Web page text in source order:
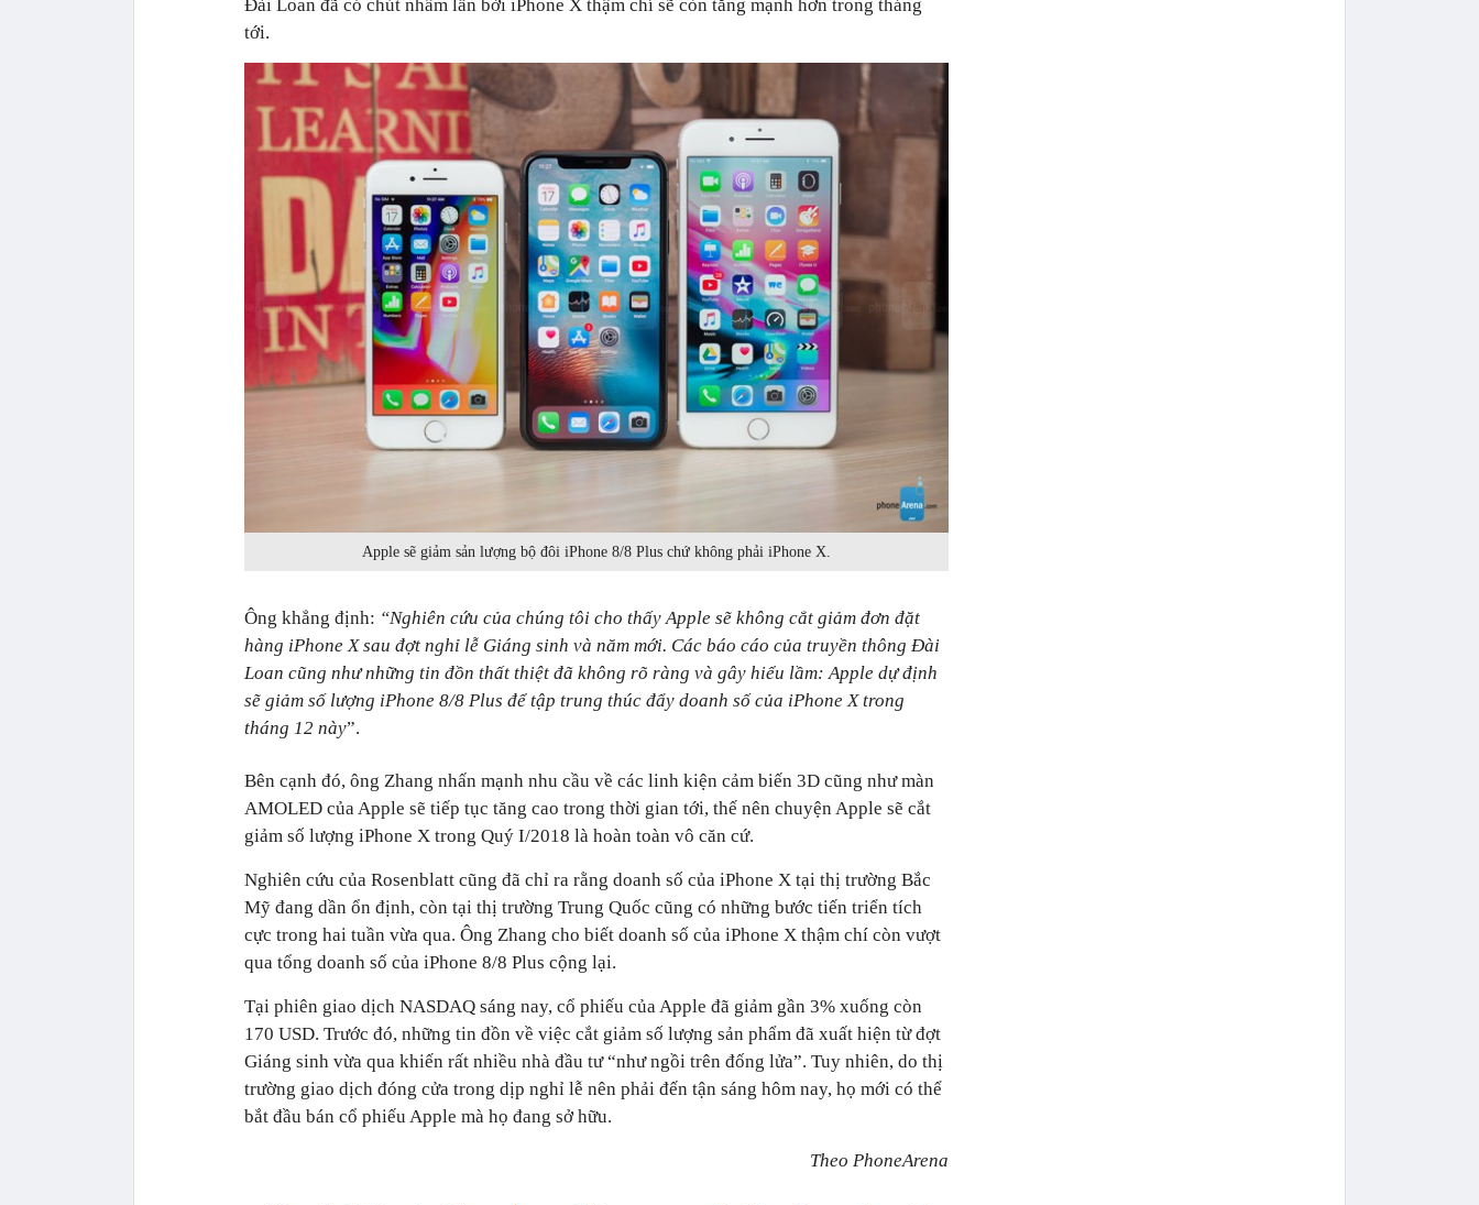
Đài Loan đã có chút nhầm lẫn bởi iPhone X thậm chí sẽ còn tăng mạnh hơn trong tháng
tới.
Apple sẽ giảm sản lượng bộ đôi iPhone 8/8 Plus chứ không phải iPhone X.
Ông khẳng định: “Nghiên cứu của chúng tôi cho thấy Apple sẽ không cắt giảm đơn đặt
hàng iPhone X sau đợt nghỉ lễ Giáng sinh và năm mới. Các báo cáo của truyền thông Đài
Loan cũng như những tin đồn thất thiệt đã không rõ ràng và gây hiểu lầm: Apple dự định
sẽ giảm số lượng iPhone 8/8 Plus để tập trung thúc đẩy doanh số của iPhone X trong
tháng 12 này”.
Bên cạnh đó, ông Zhang nhấn mạnh nhu cầu về các linh kiện cảm biến 3D cũng như màn
AMOLED của Apple sẽ tiếp tục tăng cao trong thời gian tới, thế nên chuyện Apple sẽ cắt
giảm số lượng iPhone X trong Quý I/2018 là hoàn toàn vô căn cứ.
Nghiên cứu của Rosenblatt cũng đã chỉ ra rằng doanh số của iPhone X tại thị trường Bắc
Mỹ đang dần ổn định, còn tại thị trường Trung Quốc cũng có những bước tiến triển tích
cực trong hai tuần vừa qua. Ông Zhang cho biết doanh số của iPhone X thậm chí còn vượt
qua tổng doanh số của iPhone 8/8 Plus cộng lại.
Tại phiên giao dịch NASDAQ sáng nay, cổ phiếu của Apple đã giảm gần 3% xuống còn
170 USD. Trước đó, những tin đồn về việc cắt giảm số lượng sản phẩm đã xuất hiện từ đợt
Giáng sinh vừa qua khiến rất nhiều nhà đầu tư “như ngồi trên đống lửa”. Tuy nhiên, do thị
trường giao dịch đóng cửa trong dịp nghỉ lễ nên phải đến tận sáng hôm nay, họ mới có thể
bắt đầu bán cổ phiếu Apple mà họ đang sở hữu.
Theo PhoneArena